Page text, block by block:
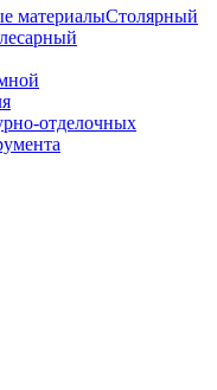
материалыСтолярный
отделочных